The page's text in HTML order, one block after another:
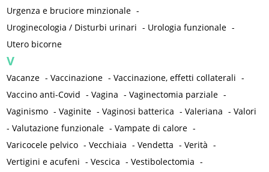
Urgenza e bruciore minzionale -
Uroginecologia / Disturbi urinari - Urologia funzionale -
Utero bicorne
V
Vacanze -Vaccinazione -Vaccinazione, effetti collaterali -
Vaccino anti-Covid -Vagina -Vaginectomia parziale -
Vaginismo -Vaginite -Vaginosi batterica -Valeriana -Valori
-Valutazione funzionale -Vampate di calore -
Varicocele pelvico -Vecchiaia -Vendetta -Verità -
Vertigini e acufeni -Vescica -Vestibolectomia -